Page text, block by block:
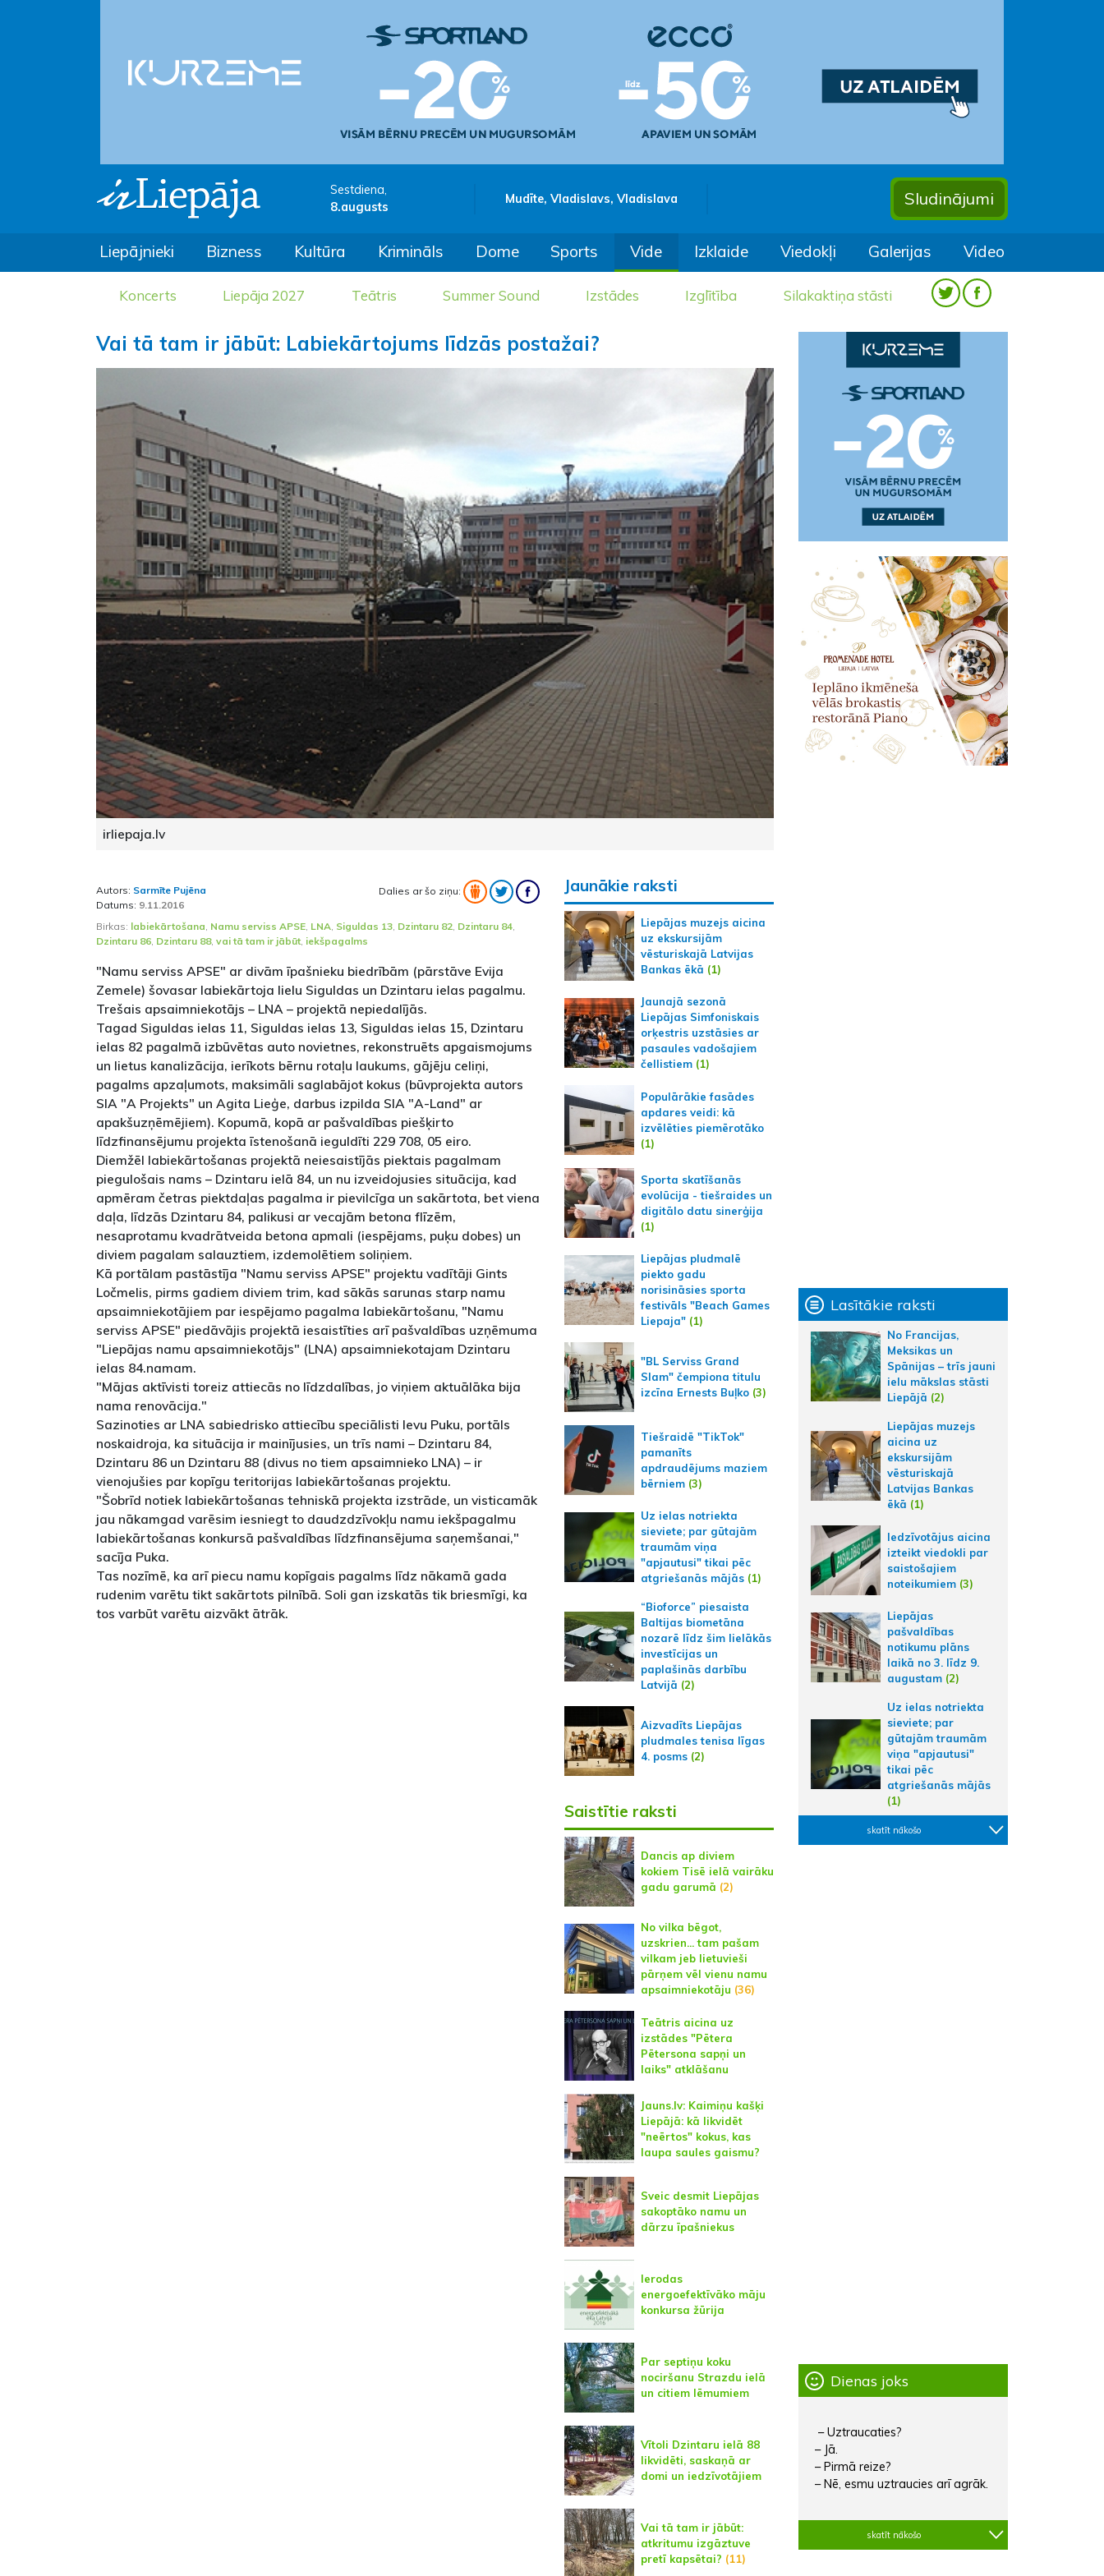
Sestdiena,
8.augusts
Mudīte, Vladislavs, Vladislava Sludinājumi
Liepājnieki Bizness Kultūra Krimināls Dome Sports Vide Izklaide Viedokļi Galerijas Video
Koncerts Liepāja 2027 Teātris Summer Sound Izstādes Izglītība Silakaktiņa stāsti
Vai tā tam ir jābūt: Labiekārtojums līdzās postažai?
irliepaja.lv
Autors: Sarmīte Pujēna
Datums: 9.11.2016
Dalies ar šo ziņu:
Birkas: labiekārtošana, Namu serviss APSE, LNA, Siguldas 13, Dzintaru 82, Dzintaru 84,
Dzintaru 86, Dzintaru 88, vai tā tam ir jābūt, iekšpagalms
"Namu serviss APSE" ar divām īpašnieku biedrībām (pārstāve Evija
Zemele) šovasar labiekārtoja lielu Siguldas un Dzintaru ielas pagalmu.
Trešais apsaimniekotājs – LNA – projektā nepiedalījās.
Tagad Siguldas ielas 11, Siguldas ielas 13, Siguldas ielas 15, Dzintaru
ielas 82 pagalmā izbūvētas auto novietnes, rekonstruēts apgaismojums
un lietus kanalizācija, ierīkots bērnu rotaļu laukums, gājēju celiņi,
pagalms apzaļumots, maksimāli saglabājot kokus (būvprojekta autors
SIA "A Projekts" un Agita Lieģe, darbus izpilda SIA "A-Land" ar
apakšuzņēmējiem). Kopumā, kopā ar pašvaldības piešķirto
līdzfinansējumu projekta īstenošanā ieguldīti 229 708, 05 eiro.
Diemžēl labiekārtošanas projektā neiesaistījās piektais pagalmam
piegulošais nams – Dzintaru ielā 84, un nu izveidojusies situācija, kad
apmēram četras piektdaļas pagalma ir pievilcīga un sakārtota, bet viena
daļa, līdzās Dzintaru 84, palikusi ar vecajām betona flīzēm,
nesaprotamu kvadrātveida betona apmali (iespējams, puķu dobes) un
diviem pagalam salauztiem, izdemolētiem soliņiem.
Kā portālam pastāstīja "Namu serviss APSE" projektu vadītāji Gints
Ločmelis, pirms gadiem diviem trim, kad sākās sarunas starp namu
apsaimniekotājiem par iespējamo pagalma labiekārtošanu, "Namu
serviss APSE" piedāvājis projektā iesaistīties arī pašvaldības uzņēmuma
"Liepājas namu apsaimniekotājs" (LNA) apsaimniekotajam Dzintaru
ielas 84.namam.
"Mājas aktīvisti toreiz attiecās no līdzdalības, jo viņiem aktuālāka bija
nama renovācija."
Sazinoties ar LNA sabiedrisko attiecību speciālisti Ievu Puku, portāls
noskaidroja, ka situācija ir mainījusies, un trīs nami – Dzintaru 84,
Dzintaru 86 un Dzintaru 88 (divus no tiem apsaimnieko LNA) – ir
vienojušies par kopīgu teritorijas labiekārtošanas projektu.
"Šobrīd notiek labiekārtošanas tehniskā projekta izstrāde, un visticamāk
jau nākamgad varēsim iesniegt to daudzdzīvokļu namu iekšpagalmu
labiekārtošanas konkursā pašvaldības līdzfinansējuma saņemšanai,"
sacīja Puka.
Tas nozīmē, ka arī piecu namu kopīgais pagalms līdz nākamā gada
rudenim varētu tikt sakārtots pilnībā. Soli gan izskatās tik briesmīgi, ka
tos varbūt varētu aizvākt ātrāk.
Jaunākie raksti
Liepājas muzejs aicina
uz ekskursijām
vēsturiskajā Latvijas
Bankas ēkā (1)
Jaunajā sezonā
Liepājas Simfoniskais
orķestris uzstāsies ar
pasaules vadošajiem
čellistiem(1)
Populārākie fasādes
apdares veidi: kā
izvēlēties piemērotāko
(1)
Sporta skatīšanās
evolūcija - tiešraides un
digitālo datu sinerģija
(1)
Liepājas pludmalē
piekto gadu
norisināsies sporta
festivāls "Beach Games
Liepaja"(1)
"BL Serviss Grand
Slam" čempiona titulu
izcīna Ernests Buļko(3)
Tiešraidē "TikTok"
pamanīts
apdraudējums maziem
bērniem(3)
Uz ielas notriekta
sieviete; par gūtajām
traumām viņa
"apjautusi" tikai pēc
atgriešanās mājās(1)
“Bioforce” piesaista
Baltijas biometāna
nozarē līdz šim lielākās
investīcijas un
paplašinās darbību
Latvijā (2)
Aizvadīts Liepājas
pludmales tenisa līgas
4. posms(2)
Saistītie raksti
Dancis ap diviem
kokiem Tisē ielā vairāku
gadu garumā (2)
No vilka bēgot,
uzskrien... tam pašam
vilkam jeb lietuvieši
pārņem vēl vienu namu
apsaimniekotāju (36)
Teātris aicina uz
izstādes "Pētera
Pētersona sapņi un
laiks" atklāšanu
Jauns.lv: Kaimiņu kašķi
Liepājā: kā likvidēt
"neērtos" kokus, kas
laupa saules gaismu?
Sveic desmit Liepājas
sakoptāko namu un
dārzu īpašniekus
Ierodas
energoefektīvāko māju
konkursa žūrija
Par septiņu koku
nociršanu Strazdu ielā
un citiem lēmumiem
Vītoli Dzintaru ielā 88
likvidēti, saskaņā ar
domi un iedzīvotājiem
Vai tā tam ir jābūt:
atkritumu izgāztuve
pretī kapsētai? (11)
Lasītākie raksti
No Francijas,
Meksikas un
Spānijas – trīs jauni
ielu mākslas stāsti
Liepājā (2)
Liepājas muzejs
aicina uz
ekskursijām
vēsturiskajā
Latvijas Bankas
ēkā (1)
Iedzīvotājus aicina
izteikt viedokli par
saistošajiem
noteikumiem (3)
Liepājas
pašvaldības
notikumu plāns
laikā no 3. līdz 9.
augustam (2)
Uz ielas notriekta
sieviete; par
gūtajām traumām
viņa "apjautusi"
tikai pēc
atgriešanās mājās
(1)
skatīt nākošo
Dienas joks
– Uztraucaties?
– Jā.
– Pirmā reize?
– Nē, esmu uztraucies arī agrāk.
skatīt nākošo